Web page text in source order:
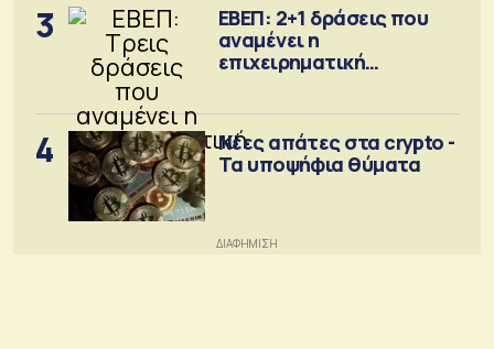
3
ΕΒΕΠ: 2+1 δράσεις που
αναμένει η
επιχειρηματική
4
Νέες απάτες στα crypto -
Τα υποψήφια θύματα